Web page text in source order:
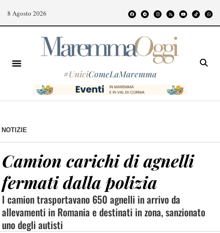
8 Agosto 2026
#UniciComeLaMaremma
NOTIZIE
Camion carichi di agnelli
fermati dalla polizia
I camion trasportavano 650 agnelli in arrivo da
allevamenti in Romania e destinati in zona, sanzionato
uno degli autisti